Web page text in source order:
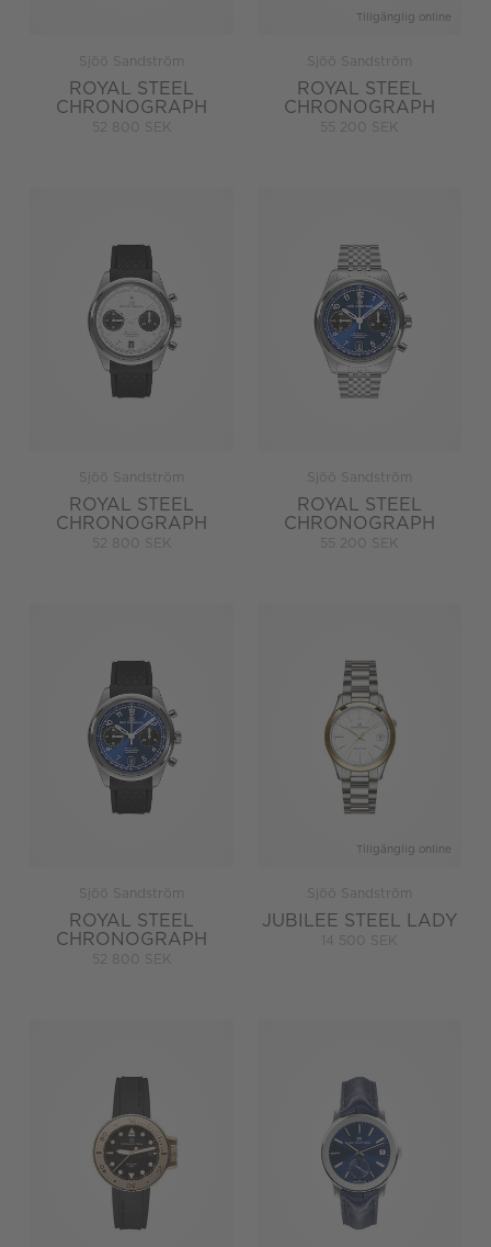
Sjöö Sandström
ROYAL STEEL
CHRONOGRAPH
52 800 SEK
Tillgänglig online
Sjöö Sandström
ROYAL STEEL
CHRONOGRAPH
55 200 SEK
Sjöö Sandström
ROYAL STEEL
CHRONOGRAPH
52 800 SEK
Sjöö Sandström
ROYAL STEEL
CHRONOGRAPH
55 200 SEK
Sjöö Sandström
ROYAL STEEL
CHRONOGRAPH
52 800 SEK
Tillgänglig online
Sjöö Sandström
JUBILEE STEEL LADY
14 500 SEK